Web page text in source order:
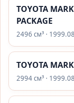
TOYOTA
PACKAGE
2496 см³ · 1999.08
TOYOTA
2994 см³ · 1999.08